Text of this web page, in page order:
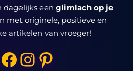
dagelijks een glimlach op je
met originele, positieve en
artikelen van vroeger!
Facebook
Instagram
Pinterest